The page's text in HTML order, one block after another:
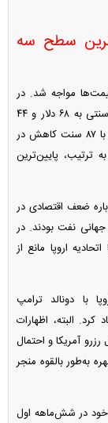
سطح سه
مواجه شد. در
معاملات روز شنبه، نفت برنت دریای شمال با افت ۷۴ سنتی به ۶۸ دلار و ۴۴
سنت رسید و نفت وست تگزاس اینترمدیت آمریکا نیز با ۸۷ سنت کاهش در
به ترتیب، پایین‌ترین
ضعف اقتصادی در
نفت بودند. در
اروپا مانع از
با دونالد ترامپ
البته، اظهارات
آمریکا و احتمال
به‌طور بالقوه منجر
درآمد سالانه خود در شش‌ماهه اول